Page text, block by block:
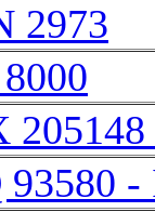
2973
93580 -